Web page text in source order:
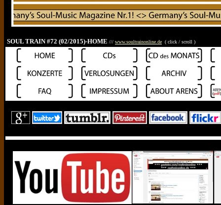
SOUL TRAIN #72 (02/2015)-HOME /// www.soultrainonline.de ( click / scroll )